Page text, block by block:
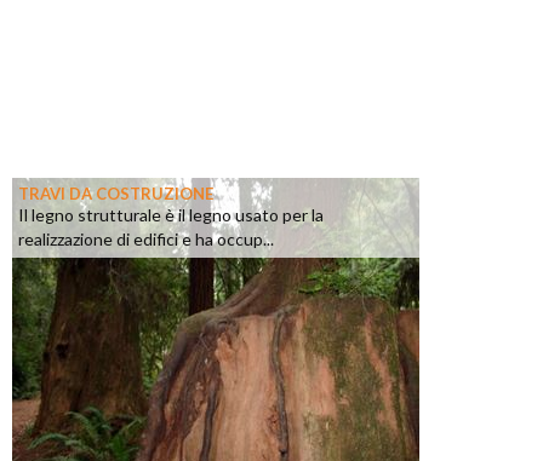
TRAVI DA COSTRUZIONE
Il legno strutturale è il legno usato per la
realizzazione di edifici e ha occup...